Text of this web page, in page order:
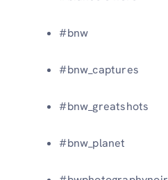
#bnw
#bnw_captures
#bnw_greatshots
#bnw_planet